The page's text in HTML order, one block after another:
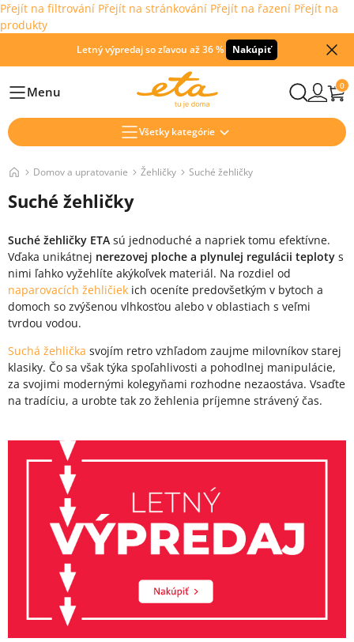
Přejít na filtrování Přejít na stránkování Přejít na řazení Přejít na
produkty
Letný výpredaj so zľavou až 36 % Nakúpiť
HlavníMenu 0
Všetky kategórie
Domov a upratovanie Žehličky Suché žehličky
Suché žehličky
Suché žehličky ETA sú jednoduché a napriek tomu efektívne.
Vďaka unikátnej nerezovej ploche a plynulej regulácii teploty s
nimi ľahko vyžehlíte akýkoľvek materiál. Na rozdiel od
naparovacích žehličiek ich oceníte predovšetkým v bytoch a
domoch so zvýšenou vlhkosťou alebo v oblastiach s veľmi
tvrdou vodou.
Suchá žehlička svojím retro vzhľadom zaujme milovníkov starej
klasiky. Čo sa však týka spoľahlivosti a pohodlnej manipulácie,
za svojimi modernými kolegyňami rozhodne nezaostáva. Vsaďte
na tradíciu, a urobte tak zo žehlenia príjemne strávený čas.